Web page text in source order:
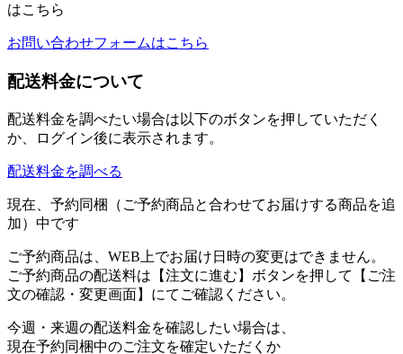
はこちら
お問い合わせフォームはこちら
配送料金について
配送料金を調べたい場合は以下のボタンを押していただく
か、ログイン後に表示されます。
配送料金を調べる
現在、予約同梱（ご予約商品と合わせてお届けする商品を追
加）中です
ご予約商品は、WEB上でお届け日時の変更はできません。
ご予約商品の配送料は【注文に進む】ボタンを押して【ご注
文の確認・変更画面】にてご確認ください。
今週・来週の配送料金を確認したい場合は、
現在予約同梱中のご注文を確定いただくか